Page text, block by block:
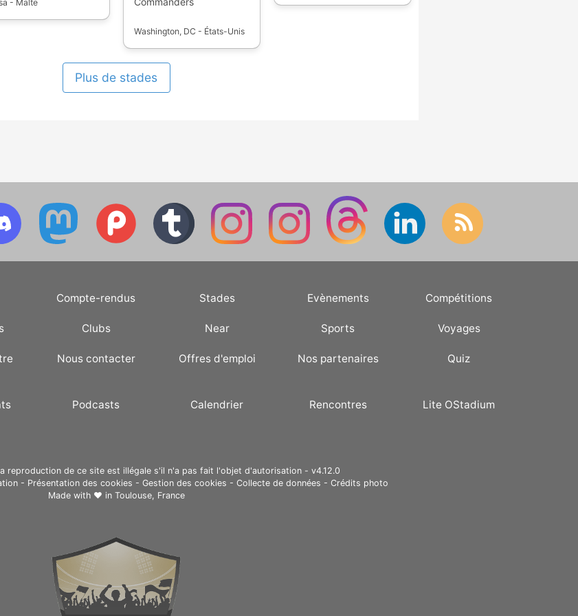
- Malte
Washington, DC - États-Unis
Plus de stades
Compte-rendus Stades Evènements Compétitions
Clubs Near Sports Voyages
Nous contacter Offres d'emploi Nos partenaires Quiz
Podcasts Calendrier Rencontres Lite OStadium
reproduction de ce site est illégale s'il n'a pas fait l'objet d'autorisation - v4.12.0
- Présentation des cookies - Gestion des cookies - Collecte de données - Crédits photo
Made with ❤ in Toulouse, France